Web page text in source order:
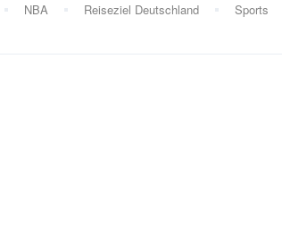
NBA Reiseziel Deutschland Sports